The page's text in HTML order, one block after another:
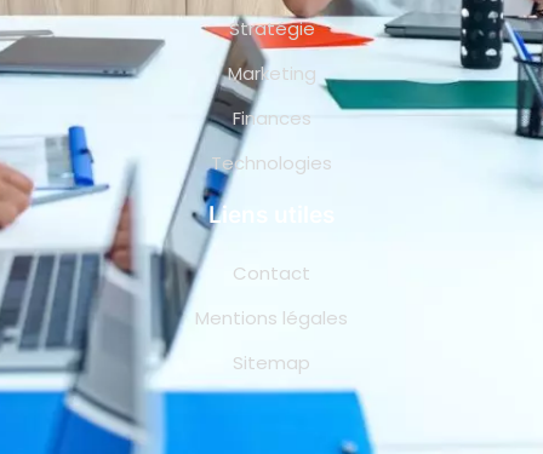
Stratégie
Marketing
Finances
Technologies
Liens utiles
Contact
Mentions légales
Sitemap